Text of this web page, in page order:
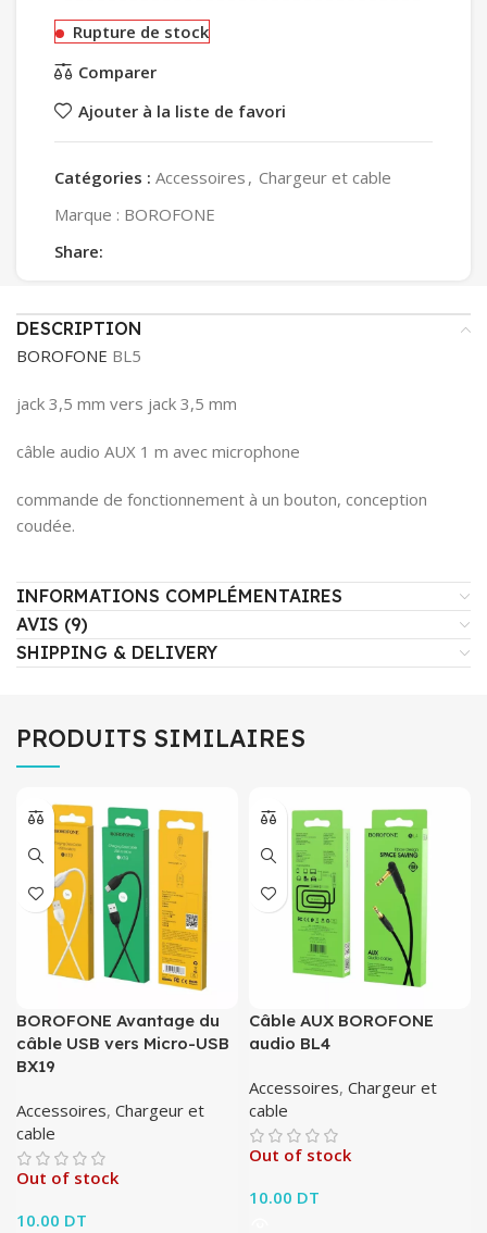
Rupture de stock
Comparer
Ajouter à la liste de favori
Catégories : Accessoires , Chargeur et cable
Marque : BOROFONE
Share:
DESCRIPTION
BOROFONE BL5
jack 3,5 mm vers jack 3,5 mm
câble audio AUX 1 m avec microphone
commande de fonctionnement à un bouton, conception
coudée.
INFORMATIONS COMPLÉMENTAIRES
AVIS (9)
SHIPPING & DELIVERY
PRODUITS SIMILAIRES
BOROFONE Avantage du
câble USB vers Micro-USB
BX19
Accessoires, Chargeur et
cable
Out of stock
10.00 DT
Câble AUX BOROFONE
audio BL4
Accessoires, Chargeur et
cable
Out of stock
10.00 DT